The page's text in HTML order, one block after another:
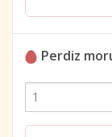
Perdiz